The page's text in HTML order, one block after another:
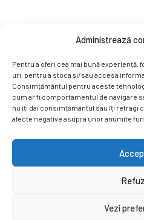
Administrează
Pentru a oferi cea mai bună
uri, pentru a stoca și/sau accesa
Consimțământul pentru aceste
cum ar fi comportamentul de navigare
nu îți dai consimțământul sau îți retragi
afecte negative asupra unor anumite
Vezi
Ne puteți găsi și pe rețelele sociale.